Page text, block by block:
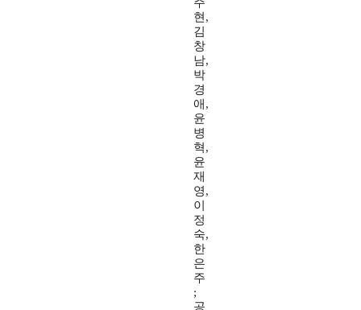
주
현,
김
창
남,
박
경
애,
윤
병
혁,
윤
재
영,
이
정
숙,
한
은
주
;
공